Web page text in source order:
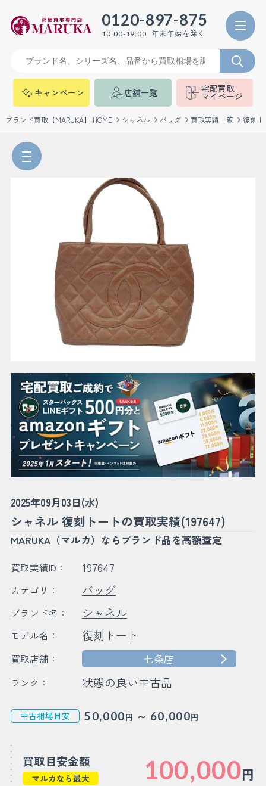
0120-897-875
10:00-19:00 年末年始を除く
キャンペーン 店舗一覧 宅配買取
マイページ
ブランド買取【MARUKA】 HOME シャネル バッグ 買取実績一覧 復刻ト
2025年09月03日(水)
シャネル 復刻トートの買取実績(197647)
MARUKA（マルカ）ならブランド品を高額査定
買取実績ID： 197647
カテゴリ： バッグ
ブランド名： シャネル
モデル名： 復刻トート
買取店舗： 七条店
ランク： 状態の良い中古品
中古相場目安 50,000円 ～ 60,000円
買取目安金額
マルカなら最大 100,000円